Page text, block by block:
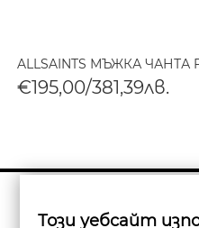
ALLSAINTS МЪЖКА ЧАНТА
€195,00/381,39лв.
Този уебсайт